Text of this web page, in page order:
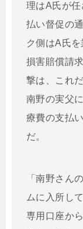
理はA氏が
払い督促の
ク側はA氏
損害賠償請
撃は、これ
南野の実父
療費の支払
だ。
「南野さん
ムに入所し
専用口座か